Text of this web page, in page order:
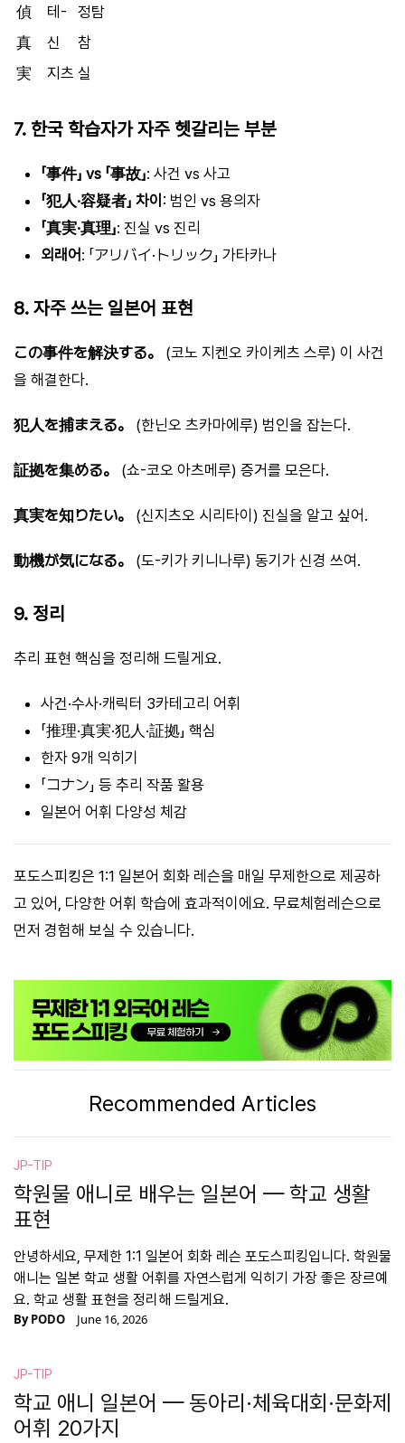
偵 테-
정탐
真
신
참
実
지츠 실
7. 한국 학습자가 자주 헷갈리는 부분
「事件」 vs 「事故」: 사건 vs 사고
「犯人·容疑者」 차이 : 범인 vs 용의자
「真実·真理」: 진실 vs 진리
외래어 : 「アリバイ·トリック」 가타카나
8. 자주 쓰는 일본어 표현
この事件を解決する。
(코노 지켄오 카이케츠 스루) 이 사건
을 해결한다.
犯人を捕まえる。 (한닌오 츠카마에루) 범인을 잡는다.
証拠を集める。 (쇼-코오 아츠메루) 증거를 모은다.
真実を知りたい。 (신지츠오 시리타이) 진실을 알고 싶어.
動機が気になる。 (도-키가 키니나루) 동기가 신경 쓰여.
9. 정리
추리 표현 핵심을 정리해 드릴게요.
사건·수사·캐릭터 3카테고리 어휘
「推理·真実·犯人·証拠」 핵심
한자 9개 익히기
「コナン」 등 추리 작품 활용
일본어 어휘 다양성 체감
포도스피킹은 1:1 일본어 회화 레슨을 매일 무제한으로 제공하
고 있어, 다양한 어휘 학습에 효과적이에요. 무료체험레슨으로
먼저 경험해 보실 수 있습니다.
Recommended Articles
JP-TIP
학원물 애니로 배우는 일본어 — 학교 생활
표현
안녕하세요, 무제한 1:1 일본어 회화 레슨 포도스피킹입니다. 학원물
애니는 일본 학교 생활 어휘를 자연스럽게 익히기 가장 좋은 장르예
요. 학교 생활 표현을 정리해 드릴게요.
ByPODO June 16, 2026
JP-TIP
학교 애니 일본어 — 동아리·체육대회·문화제
어휘 20가지